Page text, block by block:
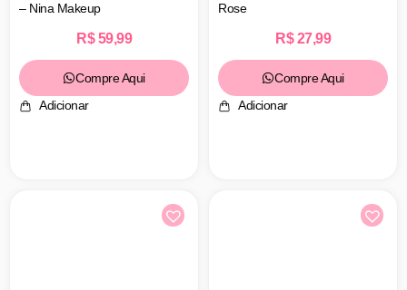
– Nina Makeup
R$59,99
Compre Aqui
Adicionar
Rose
R$27,99
Compre Aqui
Adicionar